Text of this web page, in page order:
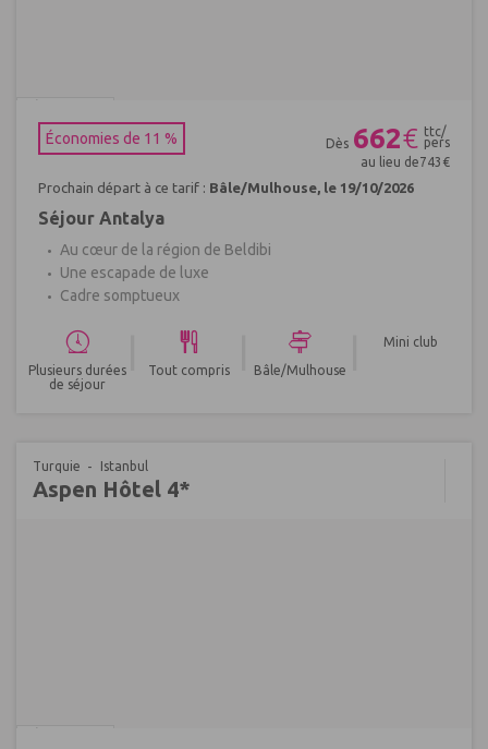
Économies de 11 %
Dès 662€ ttc/
pers
au lieu de743 €
Prochain départ à ce tarif : Bâle/Mulhouse, le 19/10/2026
Séjour Antalya
Au cœur de la région de Beldibi
Une escapade de luxe
Cadre somptueux
Plusieurs durées
de séjour
Tout compris Bâle/Mulhouse
Mini club
Turquie Istanbul
Aspen Hôtel 4*